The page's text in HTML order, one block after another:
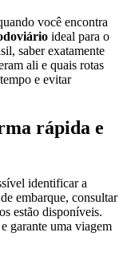
você encontra
ideal para o
saber exatamente
ali e quais rotas
e evitar
rápida e
identificar a
embarque, consultar
estão disponíveis.
garante uma viagem